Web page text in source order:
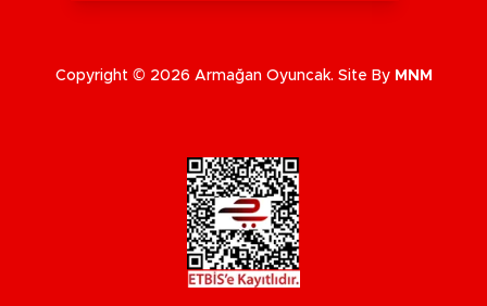
Copyright © 2026 Armağan Oyuncak. Site By MNM